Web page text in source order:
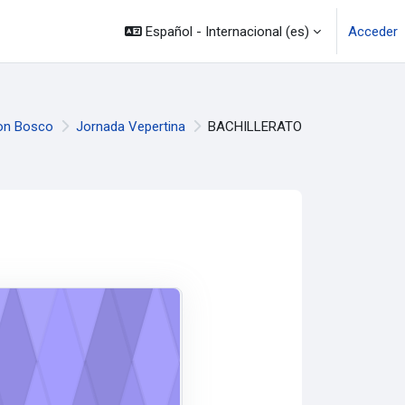
Español - Internacional ‎(es)‎ Acceder
Bosco Jornada Vepertina BACHILLERATO
1RO TEC B VESPERTINA